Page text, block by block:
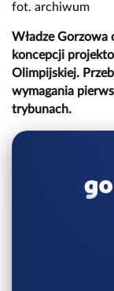
fot. archiwum
Władze Gorzowa
koncepcji
Olimpijskiej.
wymagania
trybunach.